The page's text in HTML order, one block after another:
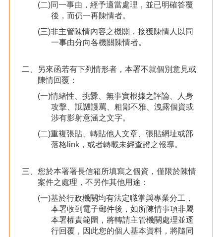
(二)同一事由，經予適當處理，並已明確答覆
後，而仍一再陳情者。
(三)非主管陳情內容之機關，接獲陳情人以同
一事由分向各機關陳情者。
二、另來函若有下列情形者，本署不就個別意見或
陳情回覆：
(一)情緒性、挑釁、無事實根據之評論、人身
攻擊、詆譭謾罵、粗鄙不雅、洩露個資或
涉有影射意涵之文字。
(二)重複張貼、轉貼他人文章、張貼網址或部
落格link，或者轉載未經查證之報導。
三、您於本署署長信箱所填寫之個資，僅限於陳情
案件之處理，不另作其他用途：
(一)基於行政機關均有法定職掌與專業分工，
本署收到電子郵件後，如所陳情事項非屬
本署權責範圍，將轉請主管機關處理並逕
行回覆，因此您的個人基本資料，將隨同